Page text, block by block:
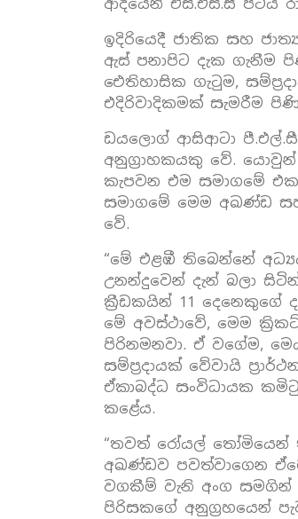
ආදියෙන් එස්.එස්.සී පිටිය
ඉදිරියෙදී ජාතික සහ
ඇස් පනාපිට දැක ගැනීම
ඓතිහාසික ගැටුම,
එදිරිවාදිකමක් සැමරීම
ඩයලොග් ආසිආටා පී.එල්.සී
අනුග්‍රාහකයකු වේ.
කැපවන එම සමාගමේ
සමාගමේ මෙම අඛණ්ඩ
වේ.
“මේ එළඹී තිබෙන්නේ
උනන්දුවෙන් දැන් බලා
ක්‍රීඩකයින් 11 දෙනෙකුගේ
මේ අවස්ථාවේ, මෙම
පිරිනමනවා. ඒ වගේම,
සම්ප්‍රදායක් වේවායි
ඒකාබද්ධ සංවිධායක
කළේය.
“තවත් රෝයල් තෝමියෙන්
අඛණ්ඩව පවත්වාගෙන
වගකීම් වැනි අංග
පිරිසකගේ අනුග්‍රහයෙන්